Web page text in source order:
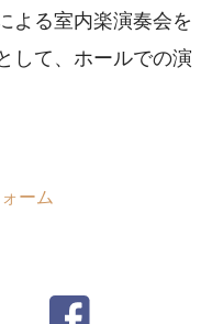
よる室内楽演奏会を
して、ホールでの演
ーム